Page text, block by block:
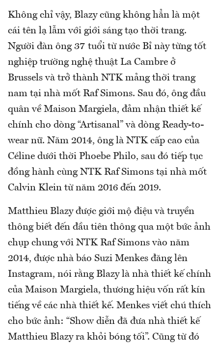
Không chỉ vậy, Blazy cũng không hẳn là một
cái tên lạ lẫm với giới sáng tạo thời trang.
Người đàn ông 37 tuổi từ nước Bỉ này từng tốt
nghiệp trường nghệ thuật La Cambre ở
Brussels và trở thành NTK mảng thời trang
nam tại nhà mốt Raf Simons. Sau đó, ông đầu
quân về Maison Margiela, đảm nhận thiết kế
chính cho dòng “Artisanal” và dòng Ready-to-
wear nữ. Năm 2014, ông là NTK cấp cao của
Céline dưới thời Phoebe Philo, sau đó tiếp tục
đồng hành cùng NTK Raf Simons tại nhà mốt
Calvin Klein từ năm 2016 đến 2019.
Matthieu Blazy được giới mộ điệu và truyền
thông biết đến đầu tiên thông qua một bức ảnh
chụp chung với NTK Raf Simons vào năm
2014, được nhà báo Suzi Menkes đăng lên
Instagram, nói rằng Blazy là nhà thiết kế chính
của Maison Margiela, thương hiệu vốn rất kín
tiếng về các nhà thiết kế. Menkes viết chú thích
cho bức ảnh: “Show diễn đã đưa nhà thiết kế
Matthieu Blazy ra khỏi bóng tối”. Cũng từ đó